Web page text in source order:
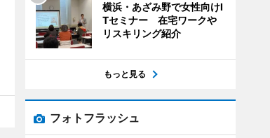
横浜・あざみ野で女性向けI
Tセミナー 在宅ワークや
リスキリング紹介
もっと見る
フォトフラッシュ